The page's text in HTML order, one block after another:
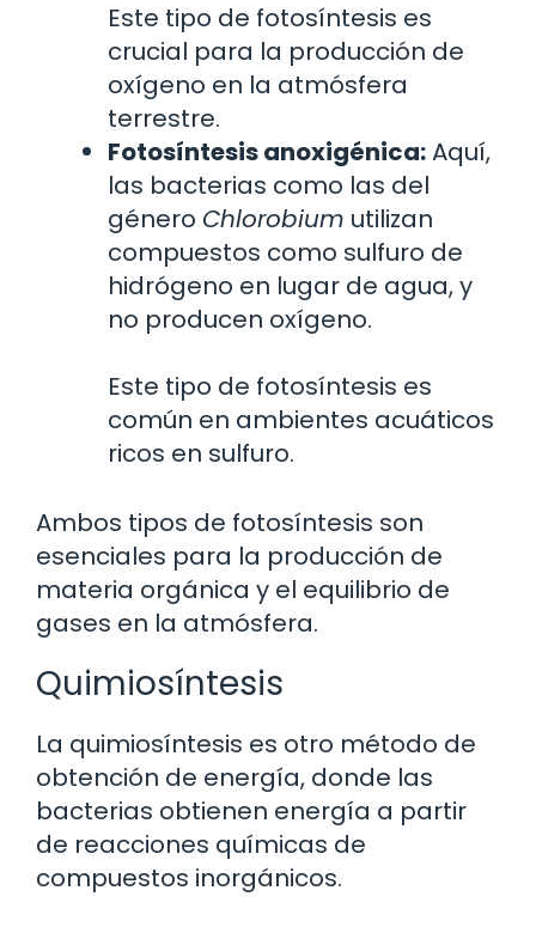
Este tipo de fotosíntesis es
crucial para la producción de
oxígeno en la atmósfera
terrestre.
Fotosíntesis anoxigénica:Aquí,
las bacterias como las del
género Chlorobium utilizan
compuestos como sulfuro de
hidrógeno en lugar de agua, y
no producen oxígeno.
Este tipo de fotosíntesis es
común en ambientes acuáticos
ricos en sulfuro.
Ambos tipos de fotosíntesis son
esenciales para la producción de
materia orgánica y el equilibrio de
gases en la atmósfera.
Quimiosíntesis
La quimiosíntesis es otro método de
obtención de energía, donde las
bacterias obtienen energía a partir
de reacciones químicas de
compuestos inorgánicos.